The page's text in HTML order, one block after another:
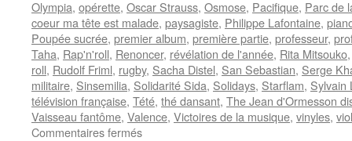
Olympia, opérette, Oscar Strauss, Osmose, Pacifique, Parc de
coeur ma tête est malade, paysagiste, Philippe Lafontaine,
Poupée sucrée, premier album, première partie, professeur,
Taha, Rap'n'roll, Renoncer, révélation de l'année, Rita Mitsouko
roll, Rudolf Friml, rugby, Sacha Distel, San Sebastian, Serge
militaire, Sinsemilia, Solidarité Sida, Solidays, Starflam, Sylvain
télévision française, Tété, thé dansant, The Jean d'Ormesson
Vaisseau fantôme, Valence, Victoires de la musique, vinyles,
Commentaires ferméssur